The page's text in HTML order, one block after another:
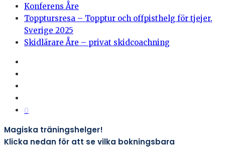
Konferens Åre
Topptursresa – Topptur och offpisthelg för tjejer,
Sverige 2025
Skidlärare Åre – privat skidcoachning
0
Magiska träningshelger!
Klicka nedan för att se vilka bokningsbara